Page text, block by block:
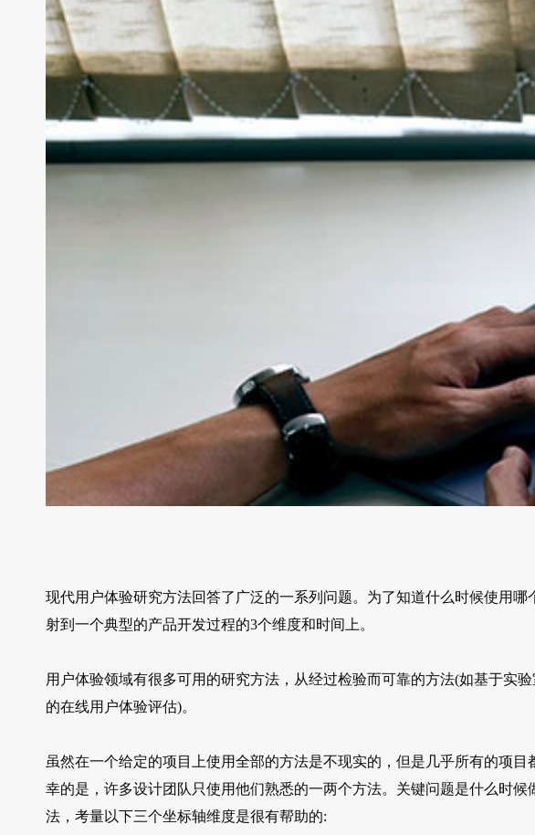
现代用户体验研究方法回答了广泛的一系列问题。为了知道什么时候使用
射到一个典型的产品开发过程的3个维度和时间上。
用户体验领域有很多可用的研究方法，从经过检验而可靠的方法(如基于实
的在线用户体验评估)。
虽然在一个给定的项目上使用全部的方法是不现实的，但是几乎所有的项
幸的是，许多设计团队只使用他们熟悉的一两个方法。关键问题是什么时
法，考量以下三个坐标轴维度是很有帮助的: